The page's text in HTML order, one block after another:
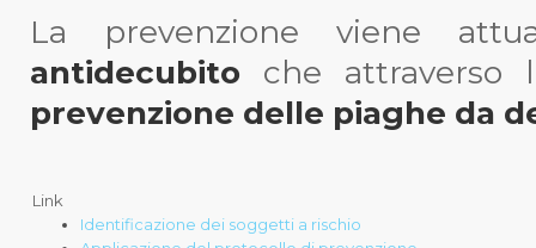
La prevenzione viene
antidecubito che
prevenzione delle piaghe da
Link
Identificazione dei soggetti a rischio